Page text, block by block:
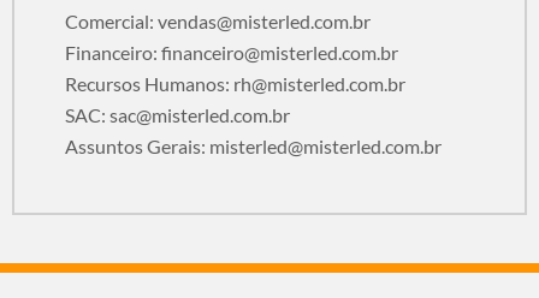
Comercial: vendas@misterled.com.br
Financeiro: financeiro@misterled.com.br
Recursos Humanos: rh@misterled.com.br
SAC: sac@misterled.com.br
Assuntos Gerais: misterled@misterled.com.br